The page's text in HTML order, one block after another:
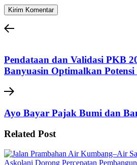
Pendataan dan Validasi PKB
Banyuasin Optimalkan
Ayo Bayar Pajak Bumi dan
Related Post